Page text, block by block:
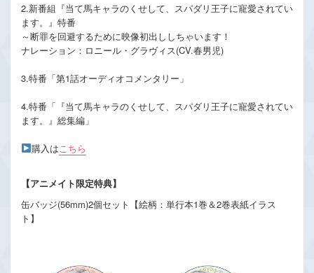
2.新番組『当て馬キャラのくせして、スパダリ王子に寵愛されてい
ます。』特番
～断罪を回避するために映像初出ししちゃいます！
ナレーション：ロニール・グラヴィス(CV.春男児)
3.特番「第1話オーディオコメンタリー」
4.特番「『当て馬キャラのくせして、スパダリ王子に寵愛されてい
ます。』総集編」
購入はこちら
【アニメイト限定特典】
缶バッジ(56mm)2個セット【絵柄：単行本1巻＆2巻表紙イラス
ト】